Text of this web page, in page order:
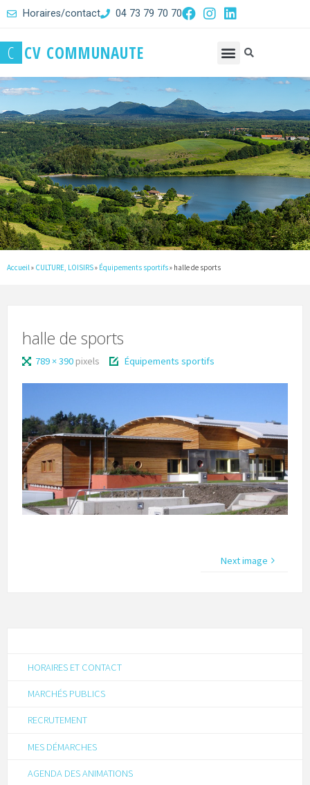
Horaires/contact 04 73 79 70 70
C CV COMMUNAUTE
Accueil » CULTURE, LOISIRS» Équipements sportifs» halle de sports
halle de sports
789 × 390 pixels Équipements sportifs
Next image
HORAIRES ET CONTACT
MARCHÉS PUBLICS
RECRUTEMENT
MES DÉMARCHES
AGENDA DES ANIMATIONS